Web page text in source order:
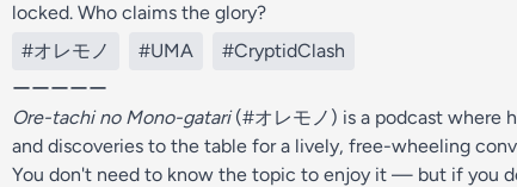
locked. Who claims the glory?
#オレモノ
#UMA
#CryptidClash
ーーーーー
Ore-tachi no Mono-gatari(#オレモノ) is a podcast where
and discoveries to the table for a lively, free-wheeling
You don't need to know the topic to enjoy it — but if you